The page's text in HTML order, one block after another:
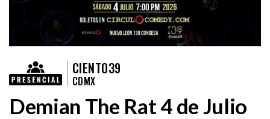
CIENTO39
CDMX
Demian The Rat 4 de Julio